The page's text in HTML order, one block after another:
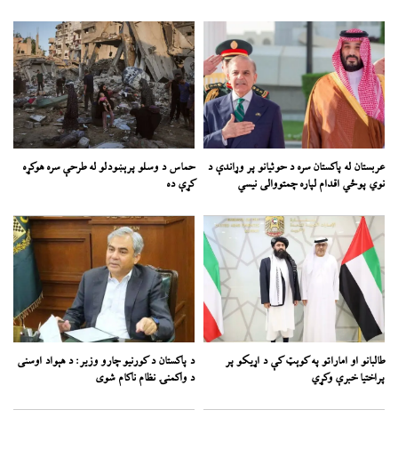
عربستان له پاکستان سره د حوثیانو پر وړاندې د
نوي پوځي اقدام لپاره چمتووالی نیسي
حماس د وسلو پرېښودلو له طرحې سره هوکړه
کړې ده
طالبانو او اماراتو په کوېټ کې د اړیکو پر
پراختیا خبرې وکړي
د پاکستان د کورنیو چارو وزیر: د هېواد اوسنی
د واکمنۍ نظام ناکام شوی